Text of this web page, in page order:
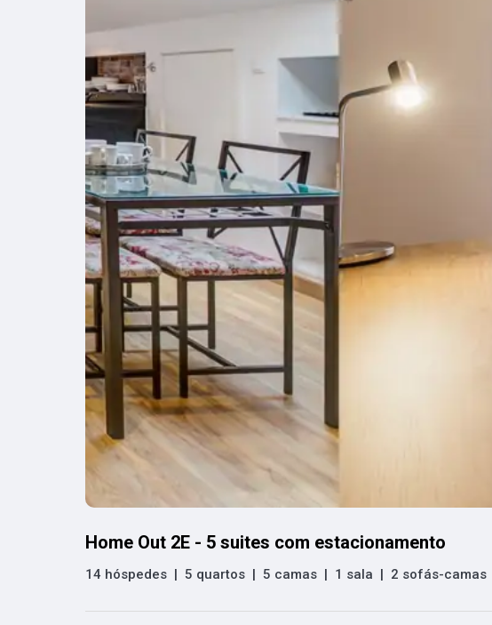
Home Out 2E - 5 suites com estacionamento
14 hóspedes | 5 quartos | 5 camas | 1 sala | 2 sofás-camas